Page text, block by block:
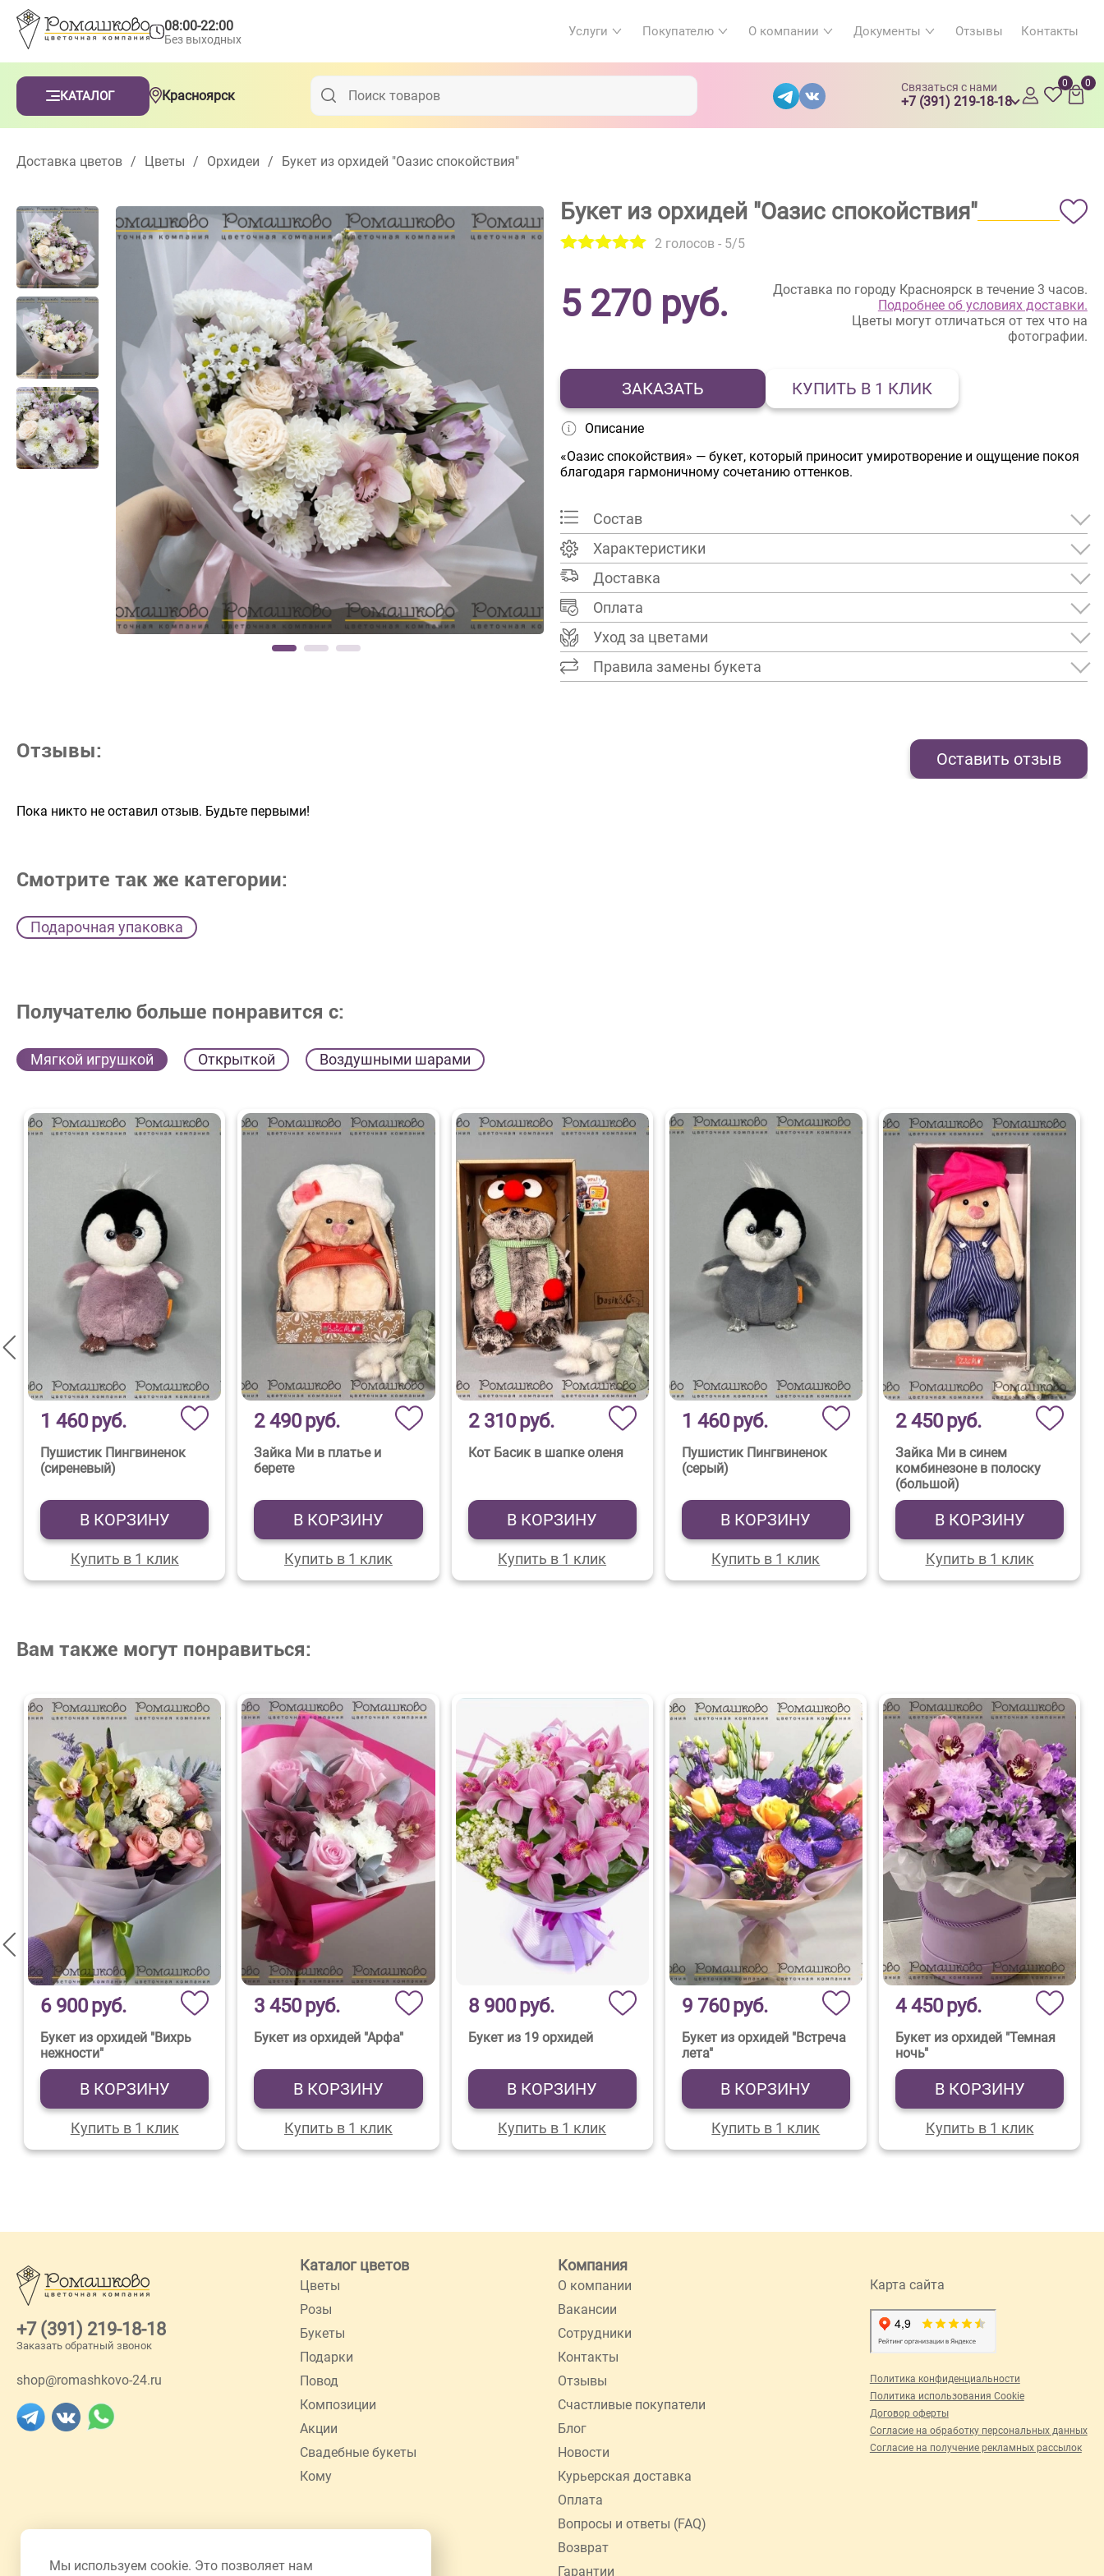
08:00-22:00
Без выходных
Услуги Покупателю О компании Документы Отзывы Контакты
КАТАЛОГ Красноярск
Связаться с нами
+7 (391) 219-18-18
0 0
Доставка цветов / Цветы / Орхидеи / Букет из орхидей "Оазис спокойствия"
Букет из орхидей "Оазис спокойствия"
2голосов - 5/5
5 270 руб.
Доставка по городу Красноярск в течение 3 часов.
Подробнее об условиях доставки.
Цветы могут отличаться от тех что на
фотографии.
ЗАКАЗАТЬ КУПИТЬ В 1 КЛИК
Описание
«Оазис спокойствия» — букет, который приносит умиротворение и ощущение покоя
благодаря гармоничному сочетанию оттенков.
Состав
Характеристики
Доставка
Оплата
Уход за цветами
Правила замены букета
Отзывы: Оставить отзыв
Пока никто не оставил отзыв. Будьте первыми!
Смотрите так же категории:
Подарочная упаковка
Получателю больше понравится с:
Мягкой игрушкой Открыткой Воздушными шарами
1 460руб.
Пушистик Пингвиненок
(сиреневый)
В КОРЗИНУ
Купить в 1 клик
2 490руб.
Зайка Ми в платье и
берете
В КОРЗИНУ
Купить в 1 клик
2 310руб.
Кот Басик в шапке оленя
В КОРЗИНУ
Купить в 1 клик
1 460руб.
Пушистик Пингвиненок
(серый)
В КОРЗИНУ
Купить в 1 клик
2 450руб.
Зайка Ми в синем
комбинезоне в полоску
(большой)
В КОРЗИНУ
Купить в 1 клик
Вам также могут понравиться:
6 900руб.
Букет из орхидей "Вихрь
нежности"
В КОРЗИНУ
Купить в 1 клик
3 450руб.
Букет из орхидей "Арфа"
В КОРЗИНУ
Купить в 1 клик
8 900руб.
Букет из 19 орхидей
В КОРЗИНУ
Купить в 1 клик
9 760руб.
Букет из орхидей "Встреча
лета"
В КОРЗИНУ
Купить в 1 клик
4 450руб.
Букет из орхидей "Темная
ночь"
В КОРЗИНУ
Купить в 1 клик
+7 (391) 219-18-18
Заказать обратный звонок
shop@romashkovo-24.ru
Каталог цветов
Цветы
Розы
Букеты
Подарки
Повод
Композиции
Акции
Свадебные букеты
Кому
Компания
О компании
Вакансии
Сотрудники
Контакты
Отзывы
Счастливые покупатели
Блог
Новости
Курьерская доставка
Оплата
Вопросы и ответы (FAQ)
Возврат
Гарантии
Карта сайта
Политика конфиденциальности
Политика использования Cookie
Договор оферты
Согласие на обработку персональных данных
Согласие на получение рекламных рассылок
Мы используем cookie. Это позволяет нам